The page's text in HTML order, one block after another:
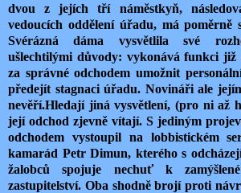
dvou z jejích tří náměstkyň,
vedoucích oddělení úřadu, má poměrně
Svérázná dáma vysvětlila své
ušlechtilými důvody: vykonává funkci již
za správné odchodem umožnit
předejít stagnaci úřadu. Novináři ale
nevěří.Hledají jiná vysvětlení, (pro ni až
její odchod zjevně vítají. S jediným
odchodem vystoupil na lobbistickém
kamarád Petr Dimun, kterého s
žalobců spojuje nechuť k
zastupitelství. Oba shodně brojí proti